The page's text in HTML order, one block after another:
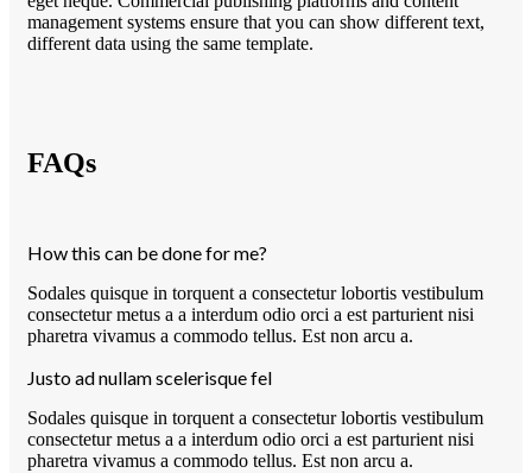
management systems ensure that you can show different text,
different data using the same template.
FAQs
How this can be done for me?
Sodales quisque in torquent a consectetur lobortis vestibulum
consectetur metus a a interdum odio orci a est parturient nisi
pharetra vivamus a commodo tellus. Est non arcu a.
Justo ad nullam scelerisque fel
Sodales quisque in torquent a consectetur lobortis vestibulum
consectetur metus a a interdum odio orci a est parturient nisi
pharetra vivamus a commodo tellus. Est non arcu a.